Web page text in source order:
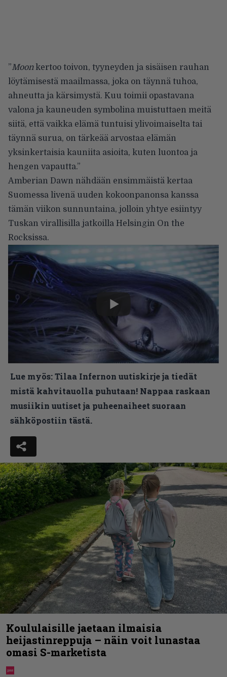
”Moonkertoo toivon, tyyneyden ja sisäisen rauhan
löytämisestä maailmassa, joka on täynnä tuhoa,
ahneutta ja kärsimystä. Kuu toimii opastavana
valona ja kauneuden symbolina muistuttaen meitä
siitä, että vaikka elämä tuntuisi ylivoimaiselta tai
täynnä surua, on tärkeää arvostaa elämän
yksinkertaisia kauniita asioita, kuten luontoa ja
hengen vapautta.”
Amberian Dawn nähdään ensimmäistä kertaa
Suomessa livenä uuden kokoonpanonsa kanssa
tämän viikon sunnuntaina, jolloin yhtye esiintyy
Tuskan virallisilla jatkoilla Helsingin On the
Rocksissa.
Lue myös:Tilaa Infernon uutiskirje ja tiedät
mistä kahvitauolla puhutaan! Nappaa raskaan
musiikin uutiset ja puheenaiheet suoraan
sähköpostiin tästä.
Koululaisille jaetaan ilmaisia
heijastinreppuja – näin voit lunastaa
omasi S-marketista